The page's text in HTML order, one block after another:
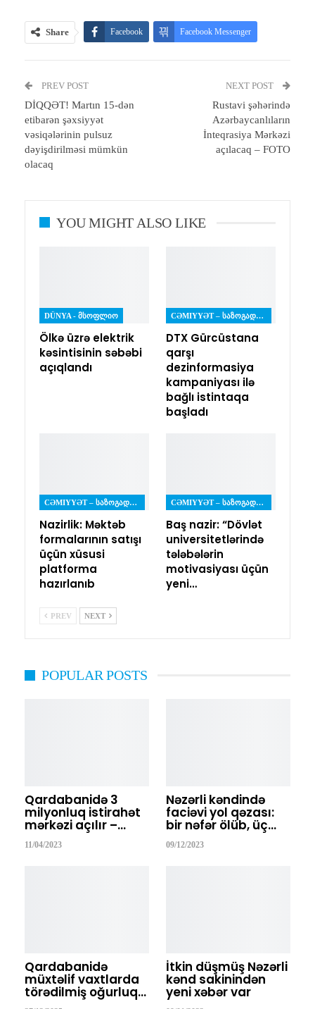
Share Facebook Facebook Messenger
Email
PREV POST
DİQQƏT! Martın 15-dən
etibarən şəxsiyyət
vəsiqələrinin pulsuz
dəyişdirilməsi mümkün
olacaq
NEXT POST
Rustavi şəhərində
Azərbaycanlıların
İnteqrasiya Mərkəzi
açılacaq – FOTO
YOU MIGHT ALSO LIKE
DÜNYA - ᲛᲡᲝᲤᲚᲘᲝ
Ölkə üzrə elektrik
kəsintisinin səbəbi
açıqlandı
CƏMIYYƏT – ᲡᲐᲖᲝᲒᲐᲓᲝᲔᲑᲐ
DTX Gürcüstana
qarşı
dezinformasiya
kampaniyası ilə
bağlı istintaqa
başladı
CƏMIYYƏT – ᲡᲐᲖᲝᲒᲐᲓᲝᲔᲑᲐ
Nazirlik: Məktəb
formalarının satışı
üçün xüsusi
platforma
hazırlanıb
CƏMIYYƏT – ᲡᲐᲖᲝᲒᲐᲓᲝᲔᲑᲐ
Baş nazir: “Dövlət
universitetlərində
tələbələrin
motivasiyası üçün
yeni…
PREV NEXT
POPULAR POSTS
Qardabanidə 3
milyonluq istirahət
mərkəzi açılır –…
11/04/2023
Nəzərli kəndində
faciəvi yol qəzası:
bir nəfər ölüb, üç…
09/12/2023
Qardabanidə
müxtəlif vaxtlarda
törədilmiş oğurluq…
İtkin düşmüş Nəzərli
kənd sakinindən
yeni xəbər var